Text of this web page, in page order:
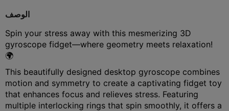
الوصف
Spin your stress away with this mesmerizing 3D
gyroscope fidget—where geometry meets relaxation!
🌍
This beautifully designed desktop gyroscope combines
motion and symmetry to create a captivating fidget toy
that enhances focus and relieves stress. Featuring
multiple interlocking rings that spin smoothly, it offers a